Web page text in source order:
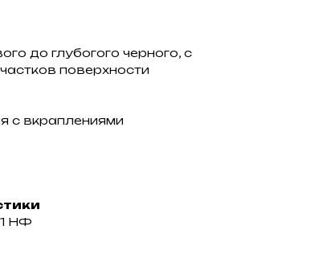
до глубогого черного, с
поверхности
с вкраплениями
НФ